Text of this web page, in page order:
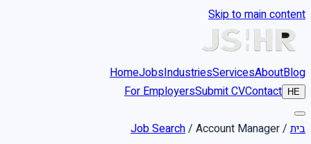
Skip to main content
HomeJobsIndustriesServicesAboutBlog
HE
For EmployersSubmit CVContact
בית/
Job Search/ Account Manager